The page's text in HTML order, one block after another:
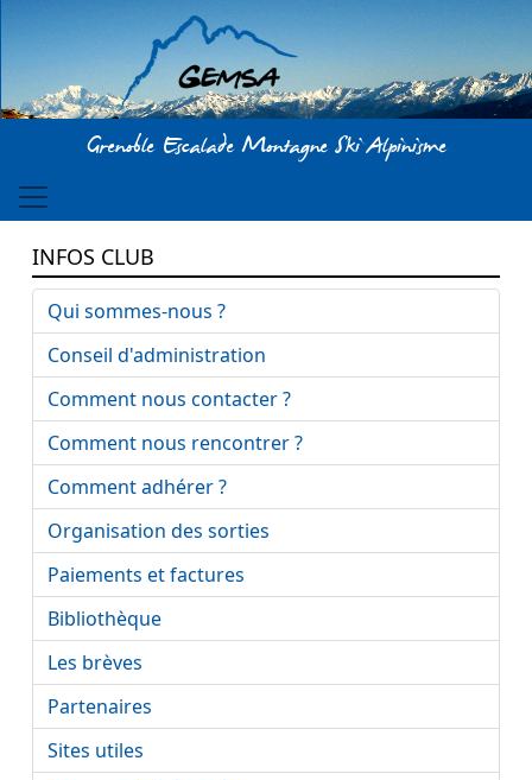
Aller au contenu principal
Grenoble Escalade Montagne Ski Alpinisme
INFOS CLUB
Qui sommes-nous ?
Conseil d'administration
Comment nous contacter ?
Comment nous rencontrer ?
Comment adhérer ?
Organisation des sorties
Paiements et factures
Bibliothèque
Les brèves
Partenaires
Sites utiles